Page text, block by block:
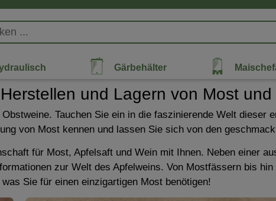
Gärbehälter
und Lagern von Most und
Tauchen Sie ein in die faszinierende Welt dieser
von Most kennen und lassen Sie sich von den
für Most, Apfelsaft und Wein mit Ihnen. Neben einer
zur Welt des Apfelweins. Von Mostfässern bis
Sie für einen einzigartigen Most benötigen!